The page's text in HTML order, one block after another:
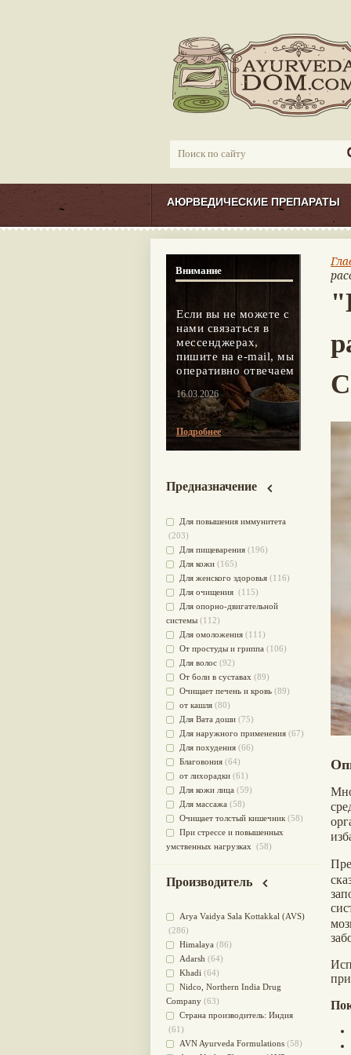
АЮРВЕДИЧЕСКИЕ ПРЕПАРАТЫ
Внимание
Если вы не можете с
нами связаться в
мессенджерах,
пишите на e-mail, мы
оперативно отвечаем
16.03.2026
Подробнее
Предназначение
Для повышения иммунитета
(203)
Для пищеварения (196)
Для кожи (165)
Для женского здоровья (116)
Для очищения (115)
Для опорно-двигательной
системы (112)
Для омоложения (111)
От простуды и гриппа (106)
Для волос (92)
От боли в суставах (89)
Очищает печень и кровь (89)
от кашля (80)
Для Вата доши (75)
Для наружного применения (67)
Для похудения (66)
Благовония (64)
от лихорадки (61)
Для кожи лица (59)
Для массажа (58)
Очищает толстый кишечник (58)
При стрессе и повышенных
умственных нагрузках (58)
Для наружного и внутреннего
Для приготовления пищи(49)
от инфекций мочеполовой
системы(49)
Для стабилизации деятельности
ЦНС(47)
для суставов(47)
Лечит опухоли и отеки
Для медитации(44)
выводит токсины
Для здоровья печени(41)
Производитель
Arya Vaidya Sala Kottakkal (AVS)
(286)
Himalaya (86)
Adarsh (64)
Khadi (64)
Nidсo, Northern India Drug
Company (63)
Страна производитель: Индия
(61)
AVN Ayurveda Formulations (58)